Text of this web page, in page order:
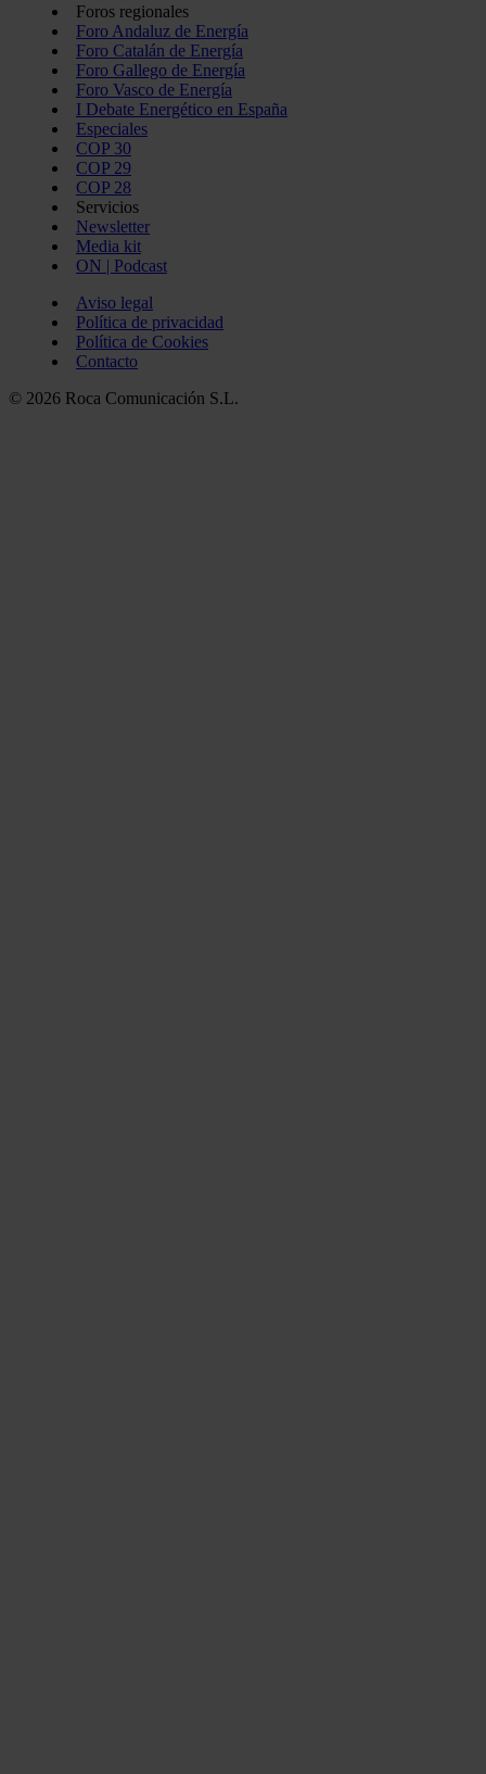
Foros regionales
Foro Andaluz de Energía
Foro Catalán de Energía
Foro Gallego de Energía
Foro Vasco de Energía
I Debate Energético en España
Especiales
COP 30
COP 29
COP 28
Servicios
Newsletter
Media kit
ON | Podcast
Aviso legal
Política de privacidad
Política de Cookies
Contacto
© 2026 Roca Comunicación S.L.